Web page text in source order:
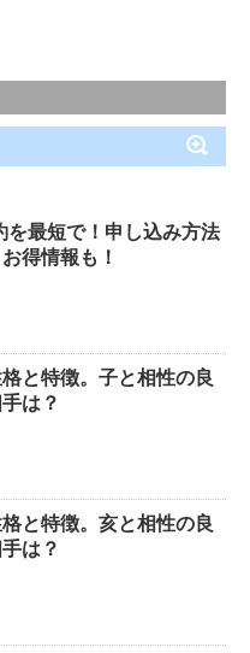
を最短で！申し込み方法
得情報も！
と特徴。子と相性の良
は？
と特徴。亥と相性の良
は？